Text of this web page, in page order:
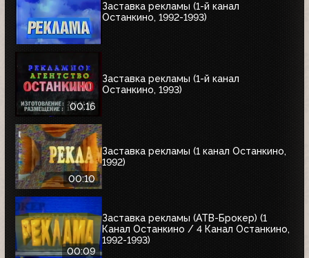
Заставка рекламы (1-й канал
Останкино, 1992-1993)
00:16
Заставка рекламы (1-й канал
Останкино, 1993)
00:10
Заставка рекламы (1 канал Останкино,
1992)
00:09
Заставка рекламы (АТВ-Брокер) (1
Канал Останкино / 4 Канал Останкино,
1992-1993)